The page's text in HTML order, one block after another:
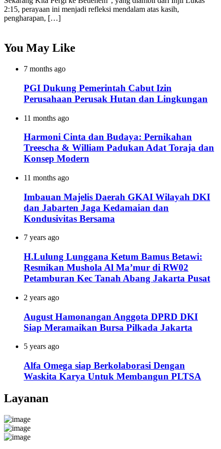
2:15, perayaan ini menjadi refleksi mendalam atas kasih,
pengharapan, […]
You May Like
7 months ago
PGI Dukung Pemerintah Cabut Izin
Perusahaan Perusak Hutan dan Lingkungan
11 months ago
Harmoni Cinta dan Budaya: Pernikahan
Treescha & William Padukan Adat Toraja dan
Konsep Modern
11 months ago
Imbauan Majelis Daerah GKAI Wilayah DKI
dan Jabarten Jaga Kedamaian dan
Kondusivitas Bersama
7 years ago
H.Lulung Lunggana Ketum Bamus Betawi:
Resmikan Mushola Al Ma’mur di RW02
Petamburan Kec Tanah Abang Jakarta Pusat
2 years ago
August Hamonangan Anggota DPRD DKI
Siap Meramaikan Bursa Pilkada Jakarta
5 years ago
Alfa Omega siap Berkolaborasi Dengan
Waskita Karya Untuk Membangun PLTSA
Layanan